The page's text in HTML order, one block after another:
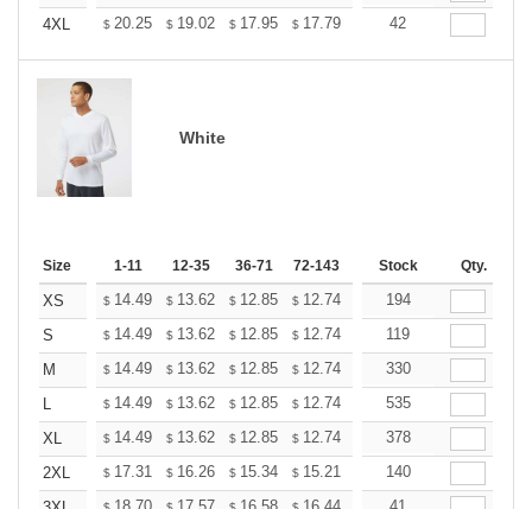
4XL
$ 20.25 $ 19.02 $ 17.95 $ 17.79 17.49
42
White
Size 1-11 12-35 36-71 72-143 144-287 288 + More
Stock Qty.
XS $ 14.49 $ 13.62 $ 12.85 $ 12.74 12.52
194
S
$ 14.49 $ 13.62 $ 12.85 $ 12.74 12.52
119
M
$ 14.49 $ 13.62 $ 12.85 $ 12.74 12.52
330
L
$ 14.49 $ 13.62 $ 12.85 $ 12.74 12.52
535
XL
$ 14.49 $ 13.62 $ 12.85 $ 12.74 12.52
378
2XL
$ 17.31 $ 16.26 $ 15.34 $ 15.21 14.95
140